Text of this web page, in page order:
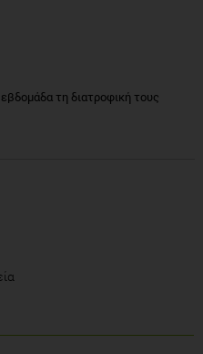
τη διατροφική τους